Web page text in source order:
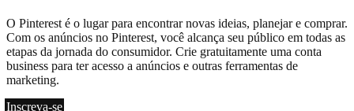
O Pinterest é o lugar para encontrar novas ideias, planejar e comprar.
Com os anúncios no Pinterest, você alcança seu público em todas as
etapas da jornada do consumidor. Crie gratuitamente uma conta
business para ter acesso a anúncios e outras ferramentas de
marketing.
Inscreva-se